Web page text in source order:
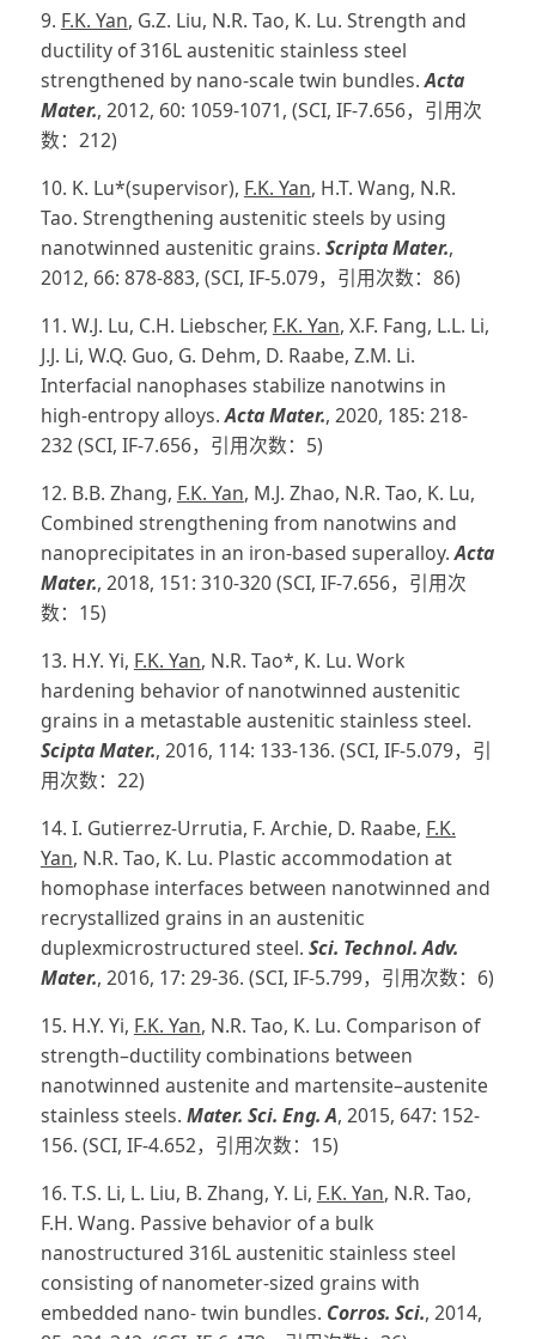
9. F.K. Yan, G.Z. Liu, N.R. Tao, K. Lu. Strength and
ductility of 316L austenitic stainless steel
strengthened by nano-scale twin bundles.Acta
Mater., 2012, 60: 1059-1071, (SCI, IF-7.656，引用次
数：212)
10. K. Lu*(supervisor), F.K. Yan, H.T. Wang, N.R.
Tao. Strengthening austenitic steels by using
nanotwinned austenitic grains. Scripta Mater.,
2012, 66: 878-883, (SCI, IF-5.079，引用次数：86)
11. W.J. Lu, C.H. Liebscher, F.K. Yan, X.F. Fang, L.L. Li,
J.J. Li, W.Q. Guo, G. Dehm, D. Raabe, Z.M. Li.
Interfacial nanophases stabilize nanotwins in
high-entropy alloys.Acta Mater., 2020, 185: 218-
232 (SCI, IF-7.656，引用次数：5)
12. B.B. Zhang, F.K. Yan, M.J. Zhao, N.R. Tao, K. Lu,
Combined strengthening from nanotwins and
nanoprecipitates in an iron-based superalloy.Acta
Mater., 2018, 151: 310-320 (SCI, IF-7.656，引用次
数：15)
13. H.Y. Yi, F.K. Yan, N.R. Tao*, K. Lu. Work
hardening behavior of nanotwinned austenitic
grains in a metastable austenitic stainless steel.
Scipta Mater., 2016, 114: 133-136. (SCI, IF-5.079，引
用次数：22)
14. I. Gutierrez-Urrutia, F. Archie, D. Raabe, F.K.
Yan, N.R. Tao, K. Lu. Plastic accommodation at
homophase interfaces between nanotwinned and
recrystallized grains in an austenitic
duplexmicrostructured steel. Sci. Technol.Adv.
Mater., 2016, 17: 29-36. (SCI, IF-5.799，引用次数：6)
15. H.Y. Yi, F.K. Yan, N.R. Tao, K. Lu. Comparison of
strength–ductility combinations between
nanotwinned austenite and martensite–austenite
stainless steels. Mater. Sci. Eng. A, 2015, 647: 152-
156. (SCI, IF-4.652，引用次数：15)
16. T.S. Li, L. Liu, B. Zhang, Y. Li, F.K. Yan, N.R. Tao,
F.H. Wang. Passive behavior of a bulk
nanostructured 316L austenitic stainless steel
consisting of nanometer-sized grains with
embedded nano- twin bundles. Corros. Sci., 2014,